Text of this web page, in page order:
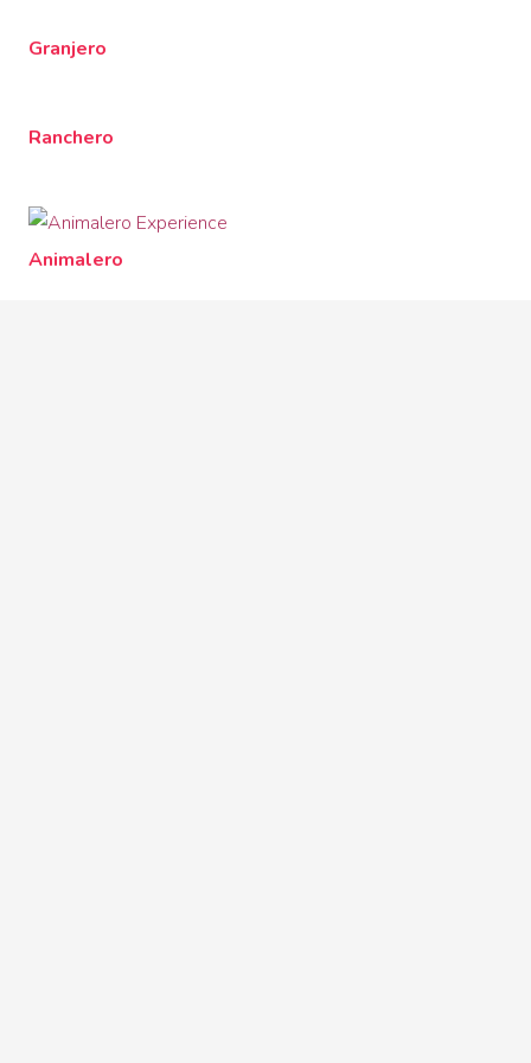
Granjero
Ranchero
Animalero